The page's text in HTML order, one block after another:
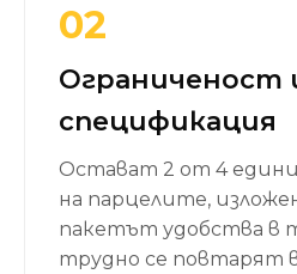
02
Ограниченост
спецификация
Остават 2 от 4
на парцелите,
пакетът удобства в
трудно се повтарят